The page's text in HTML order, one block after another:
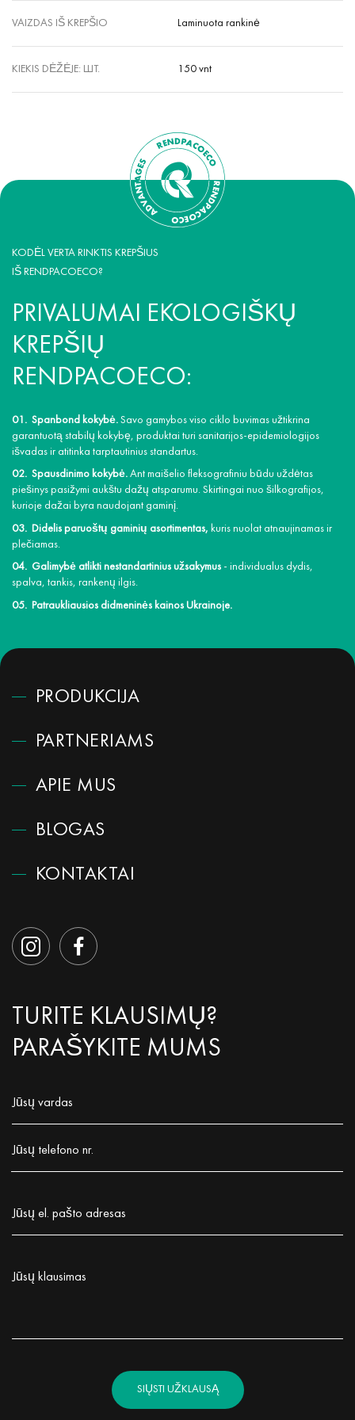
VAIZDAS IŠ KREPŠIO Laminuota rankinė
KIEKIS DĖŽĖJE: ШТ. 150 vnt
KODĖL VERTA RINKTIS KREPŠIUS
IŠ RENDPACOECO?
PRIVALUMAI EKOLOGIŠKŲ
KREPŠIŲ
RENDPACOECO:
Spanbond kokybė.Savo gamybos viso ciklo buvimas užtikrina
garantuotą stabilų kokybę, produktai turi sanitarijos-epidemiologijos
išvadas ir atitinka tarptautinius standartus.
Spausdinimo kokybė.Ant maišelio fleksografiniu būdu uždėtas
piešinys pasižymi aukštu dažų atsparumu. Skirtingai nuo šilkografijos,
kurioje dažai byra naudojant gaminį.
Didelis paruoštų gaminių asortimentas, kuris nuolat atnaujinamas ir
plečiamas.
Galimybė atlikti nestandartinius užsakymus- individualus dydis,
spalva, tankis, rankenų ilgis.
Patraukliausios didmeninės kainos Ukrainoje.
PRODUKCIJA
PARTNERIAMS
APIE MUS
BLOGAS
KONTAKTAI
TURITE KLAUSIMŲ?
PARAŠYKITE MUMS
Jūsų vardas
Jūsų telefono nr.
Jūsų el. pašto adresas
Jūsų klausimas
SIŲSTI UŽKLAUSĄ